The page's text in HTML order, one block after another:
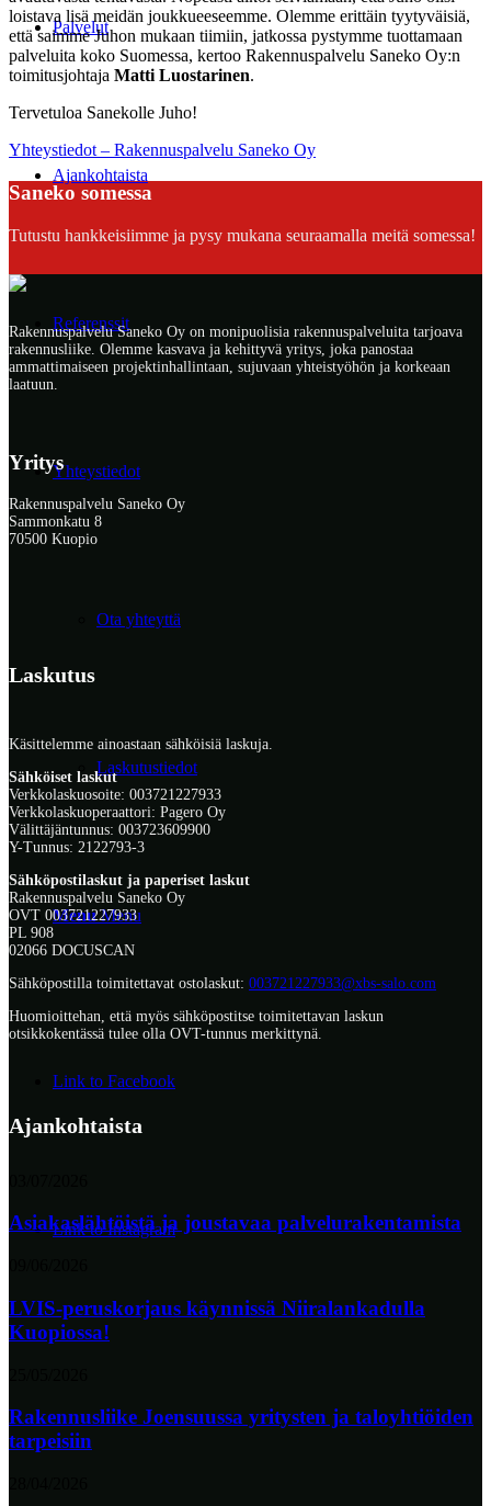
Palvelut
Ajankohtaista
Referenssit
Yhteystiedot
Ota yhteyttä
Laskutustiedot
Menu Menu
Link to Facebook
Link to Instagram
loistava lisä meidän joukkueeseemme. Olemme erittäin tyytyväisiä,
että saimme Juhon mukaan tiimiin, jatkossa pystymme tuottamaan
palveluita koko Suomessa, kertoo Rakennuspalvelu Saneko Oy:n
toimitusjohtaja Matti Luostarinen.
Tervetuloa Sanekolle Juho!
Yhteystiedot – Rakennuspalvelu Saneko Oy
Saneko somessa
Tutustu hankkeisiimme ja pysy mukana seuraamalla meitä somessa!
Rakennuspalvelu Saneko Oy on monipuolisia rakennuspalveluita tarjoava
rakennusliike. Olemme kasvava ja kehittyvä yritys, joka panostaa
ammattimaiseen projektinhallintaan, sujuvaan yhteistyöhön ja korkeaan
laatuun.
Yritys
Rakennuspalvelu Saneko Oy
Sammonkatu 8
70500 Kuopio
Laskutus
Käsittelemme ainoastaan sähköisiä laskuja.
Sähköiset laskut
Verkkolaskuosoite: 003721227933
Verkkolaskuoperaattori: Pagero Oy
Välittäjäntunnus: 003723609900
Y-Tunnus: 2122793-3
Sähköpostilaskut ja paperiset laskut
Rakennuspalvelu Saneko Oy
OVT 003721227933
PL 908
02066 DOCUSCAN
Sähköpostilla toimitettavat ostolaskut: 003721227933@xbs-salo.com
Huomioittehan, että myös sähköpostitse toimitettavan laskun
otsikkokentässä tulee olla OVT-tunnus merkittynä.
Ajankohtaista
Asiakaslähtöistä ja joustavaa palvelurakentamista
LVIS-peruskorjaus käynnissä Niiralankadulla
Kuopiossa!
Rakennusliike Joensuussa yritysten ja taloyhtiöiden
tarpeisiin